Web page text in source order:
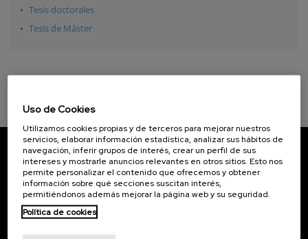
Tesis doctorales
Tesis de Máster
CIC nanoGUNE
Tolosa Hiribidea, 76
E-20018 Donostia / San Sebastian
+34 9... Ver teléfono·nano@nanogune.eu
Uso de Cookies
Utilizamos cookies propias y de terceros para mejorar nuestros
servicios, elaborar información estadística, analizar sus hábitos de
navegación, inferir grupos de interés, crear un perfil de sus
intereses y mostrarle anuncios relevantes en otros sitios. Esto nos
permite personalizar el contenido que ofrecemos y obtener
información sobre qué secciones suscitan interés,
permitiéndonos además mejorar la página web y su seguridad.
Política de cookies